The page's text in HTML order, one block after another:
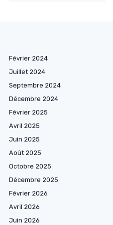
Février 2024
Juillet 2024
Septembre 2024
Décembre 2024
Février 2025
Avril 2025
Juin 2025
Août 2025
Octobre 2025
Décembre 2025
Février 2026
Avril 2026
Juin 2026